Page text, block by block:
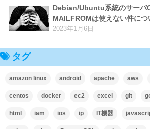
Debian/Ubuntu系統のサーバ
MAILFROMは使えない件につ
2023年1月6日
タグ
amazon linux android apache aws
centos docker ec2 excel git
html iam ios ip IT機器